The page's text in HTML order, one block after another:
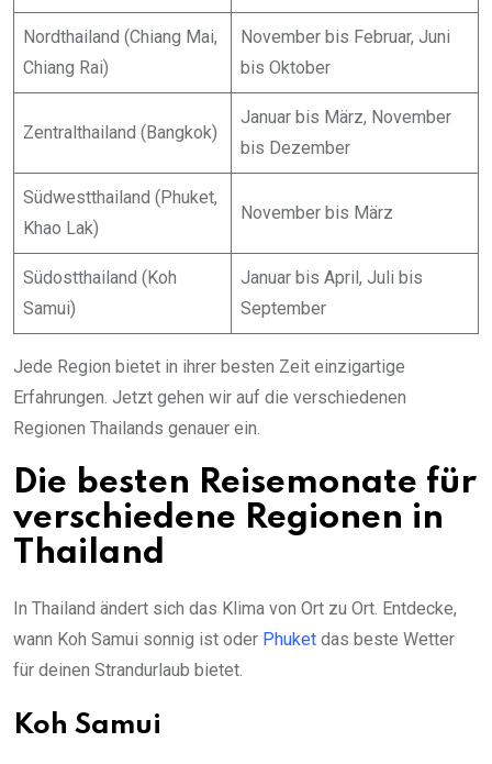
Nordthailand (Chiang Mai,
Chiang Rai)
November bis Februar, Juni
bis Oktober
Zentralthailand (Bangkok)
Januar bis März, November
bis Dezember
Südwestthailand (Phuket,
Khao Lak)
November bis März
Südostthailand (Koh
Samui)
Januar bis April, Juli bis
September
Jede Region bietet in ihrer besten Zeit einzigartige
Erfahrungen. Jetzt gehen wir auf die verschiedenen
Regionen Thailands genauer ein.
Die besten Reisemonate für
verschiedene Regionen in
Thailand
In Thailand ändert sich das Klima von Ort zu Ort. Entdecke,
wann Koh Samui sonnig ist oder Phuket das beste Wetter
für deinen Strandurlaub bietet.
Koh Samui